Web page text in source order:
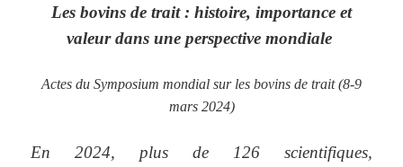
Les bovins de trait : histoire, importance et
valeur dans une perspective mondiale
Actes du Symposium mondial sur les bovins de trait (8-9
mars 2024)
En 2024, plus de 126 scientifiques,